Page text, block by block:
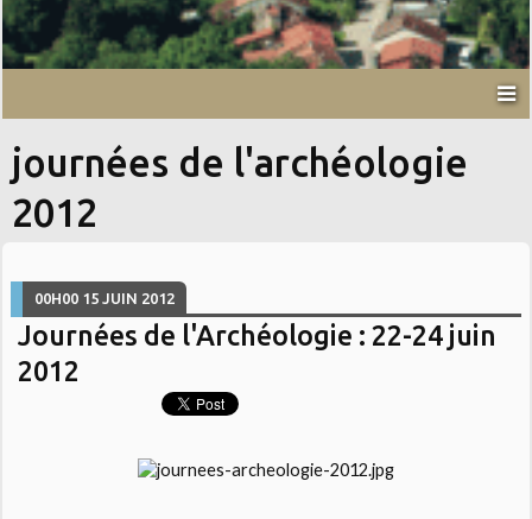
journées de l'archéologie
2012
00H00 15 JUIN 2012
Journées de l'Archéologie : 22-24 juin
2012